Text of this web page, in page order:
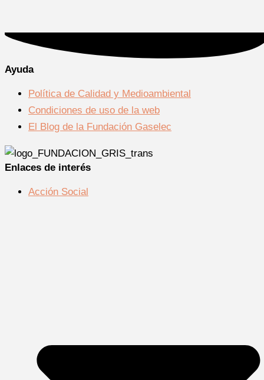
Ayuda
Política de Calidad y Medioambiental
Condiciones de uso de la web
El Blog de la Fundación Gaselec
Enlaces de interés
Acción Social